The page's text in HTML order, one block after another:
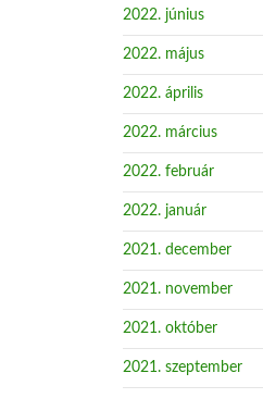
2022. június
2022. május
2022. április
2022. március
2022. február
2022. január
2021. december
2021. november
2021. október
2021. szeptember